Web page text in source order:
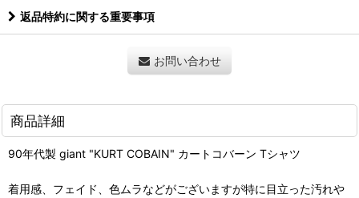
返品特約に関する重要事項
お問い合わせ
商品詳細
90年代製 giant "KURT COBAIN" カートコバーン Tシャツ
着用感、フェイド、色ムラなどがございますが特に目立った汚れや